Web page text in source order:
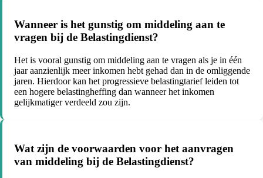
Wanneer is het gunstig om middeling aan te
vragen bij de Belastingdienst?
Het is vooral gunstig om middeling aan te vragen als je in één
jaar aanzienlijk meer inkomen hebt gehad dan in de omliggende
jaren. Hierdoor kan het progressieve belastingtarief leiden tot
een hogere belastingheffing dan wanneer het inkomen
gelijkmatiger verdeeld zou zijn.
Wat zijn de voorwaarden voor het aanvragen
van middeling bij de Belastingdienst?